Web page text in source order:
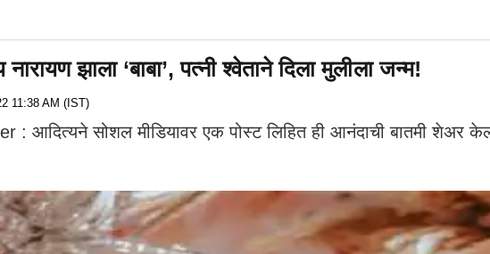
झाला ‘बाबा’, पत्नी श्वेताने दिला मुलीला जन्म!
11:38 AM (IST)
सोशल मीडियावर एक पोस्ट लिहित ही आनंदाची बातमी शेअर